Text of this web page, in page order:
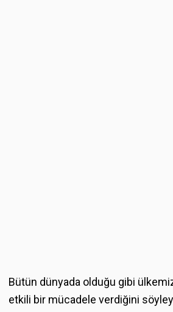
Bütün dünyada olduğu gibi
etkili bir mücadele verdiğini